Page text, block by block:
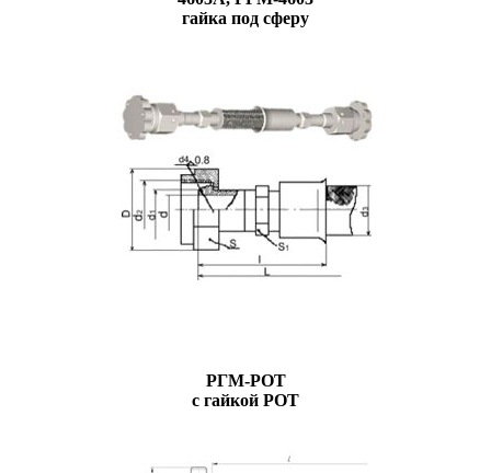
гайка под сферу
РГМ-РОТ
с гайкой РОТ